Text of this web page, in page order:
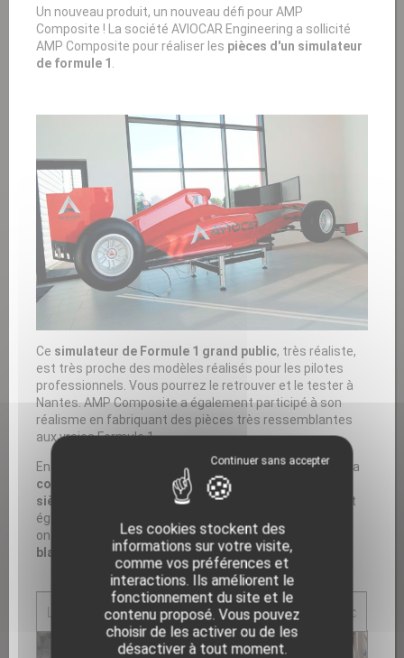
Un nouveau produit, un nouveau défi pour AMP
Composite ! La société AVIOCAR Engineering a sollicité
AMP Composite pour réaliser les pièces d'un simulateur
de formule 1
Ce simulateur de Formule 1 grand public, très réaliste,
est très proche des modèles réalisés pour les pilotes
professionnels. Vous pourrez le retrouver et le tester à
Nantes. AMP Composite a également participé à son
réalisme en fabriquant des pièces très ressemblantes
aux vraies Formule 1.
En effet, AMP Composite a fabriqué dans ses ateliers la
coque complète de la Formule 1 en composite
siège baquet en carbone, ainsi que les 4 roues qui sont
également en matériau composite. Toutes ces pièces
ont été poncées et recouvertes d'une finition gelcoat
blanc
, puis ont été livrées blanches (voir photos).
Les cookies stockent des
informations sur votre visite,
comme vos préférences et
interactions. Ils améliorent le
fonctionnement du site et le
contenu proposé. Vous pouvez
choisir de les activer ou de les
désactiver à tout moment.